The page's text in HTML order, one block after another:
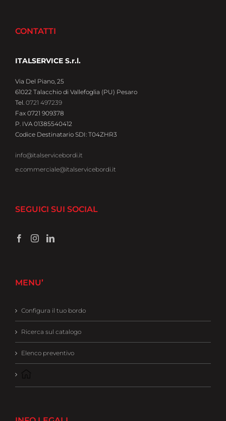
CONTATTI
ITALSERVICE S.r.l.
Via Del Piano, 25
61022 Talacchio di Vallefoglia (PU) Pesaro
Tel. 0721 497239
Fax 0721 909378
P. IVA 01385540412
Codice Destinatario SDI: T04ZHR3
info@italservicebordi.it
e.commerciale@italservicebordi.it
SEGUICI SUI SOCIAL
MENU’
Configura il tuo bordo
Ricerca sul catalogo
Elenco preventivo